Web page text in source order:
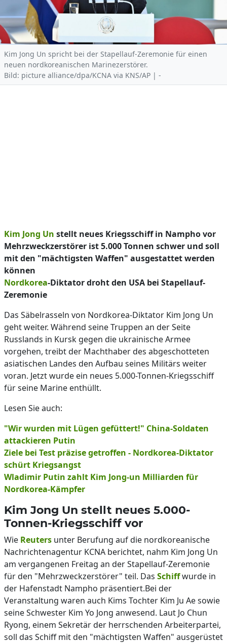
Kim Jong Un spricht bei der Stapellauf-Zeremonie für einen
neuen nordkoreanischen Marinezerstörer.
Bild: picture alliance/dpa/KCNA via KNS/AP | -
Kim Jong Un stellt neues Kriegsschiff in Nampho vor
Mehrzweckzerstörer ist 5.000 Tonnen schwer und soll
mit den "mächtigsten Waffen" ausgestattet werden
können
Nordkorea-Diktator droht den USA bei Stapellauf-
Zeremonie
Das Säbelrasseln von Nordkorea-Diktator Kim Jong Un
geht weiter. Während seine Truppen an der Seite
Russlands in Kursk gegen die ukrainische Armee
vorgehen, treibt der Machthaber des abgeschotteten
asiatischen Landes den Aufbau seines Militärs weiter
voran. Jetzt wurde ein neues 5.000-Tonnen-Kriegsschiff
für seine Marine enthüllt.
Lesen Sie auch:
"Wir wurden mit Lügen gefüttert!" China-Soldaten
attackieren Putin
Ziele bei Test präzise getroffen - Nordkorea-Diktator
schürt Kriegsangst
Wladimir Putin zahlt Kim Jong-un Milliarden für
Nordkorea-Kämpfer
Kim Jong Un stellt neues 5.000-
Tonnen-Kriegsschiff vor
Wie Reuters unter Berufung auf die nordkoreanische
Nachrichtenagentur KCNA berichtet, nahm Kim Jong Un
am vergangenen Freitag an der Stapellauf-Zeremonie
für den "Mehrzweckzerstörer" teil. Das Schiffwurde in
der Hafenstadt Nampho präsentiert.Bei der
Veranstaltung waren auch Kims Tochter Kim Ju Ae sowie
seine Schwester Kim Yo Jong anwesend. Laut Jo Chun
Ryong, einem Sekretär der herrschenden Arbeiterpartei,
soll das Schiff mit den "mächtigsten Waffen" ausgerüstet